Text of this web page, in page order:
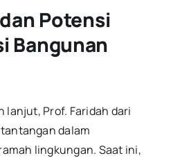
Potensi
Bangunan
lanjut, Prof. Faridah dari
dalam
lingkungan. Saat ini,